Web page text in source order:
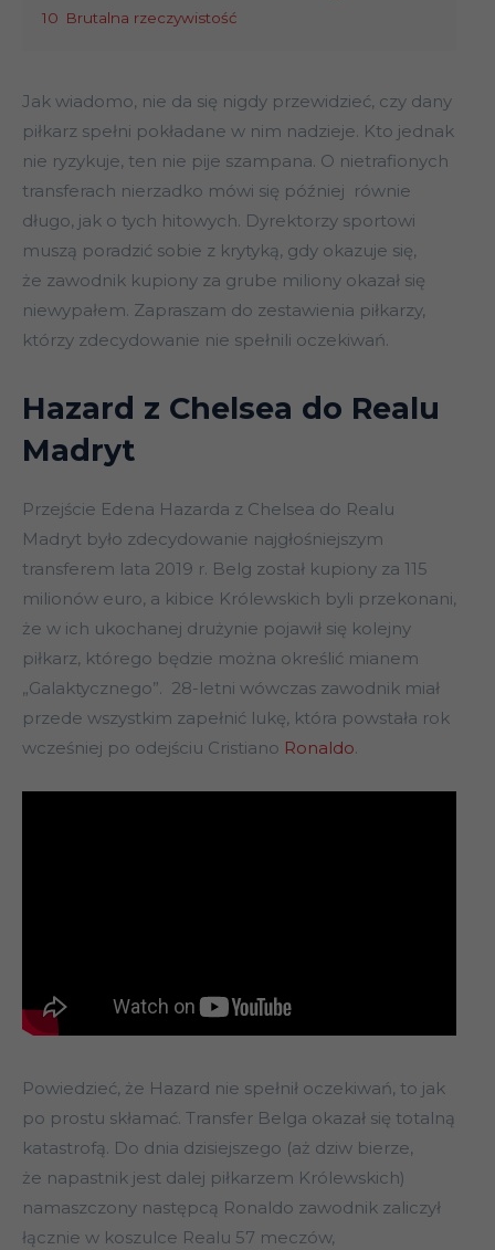
10 Brutalna rzeczywistość
Jak wiadomo, nie da się nigdy przewidzieć, czy dany
piłkarz spełni pokładane w nim nadzieje. Kto jednak
nie ryzykuje, ten nie pije szampana. O nietrafionych
transferach nierzadko mówi się później równie
długo, jak o tych hitowych. Dyrektorzy sportowi
muszą poradzić sobie z krytyką, gdy okazuje się,
że zawodnik kupiony za grube miliony okazał się
niewypałem. Zapraszam do zestawienia piłkarzy,
którzy zdecydowanie nie spełnili oczekiwań.
Hazard z Chelsea do Realu
Madryt
Przejście Edena Hazarda z Chelsea do Realu
Madryt było zdecydowanie najgłośniejszym
transferem lata 2019 r. Belg został kupiony za 115
milionów euro, a kibice Królewskich byli przekonani,
że w ich ukochanej drużynie pojawił się kolejny
piłkarz, którego będzie można określić mianem
„Galaktycznego”. 28-letni wówczas zawodnik miał
przede wszystkim zapełnić lukę, która powstała rok
wcześniej po odejściu Cristiano Ronaldo.
Powiedzieć, że Hazard nie spełnił oczekiwań, to jak
po prostu skłamać. Transfer Belga okazał się totalną
katastrofą. Do dnia dzisiejszego (aż dziw bierze,
że napastnik jest dalej piłkarzem Królewskich)
namaszczony następcą Ronaldo zawodnik zaliczył
łącznie w koszulce Realu 57 meczów,